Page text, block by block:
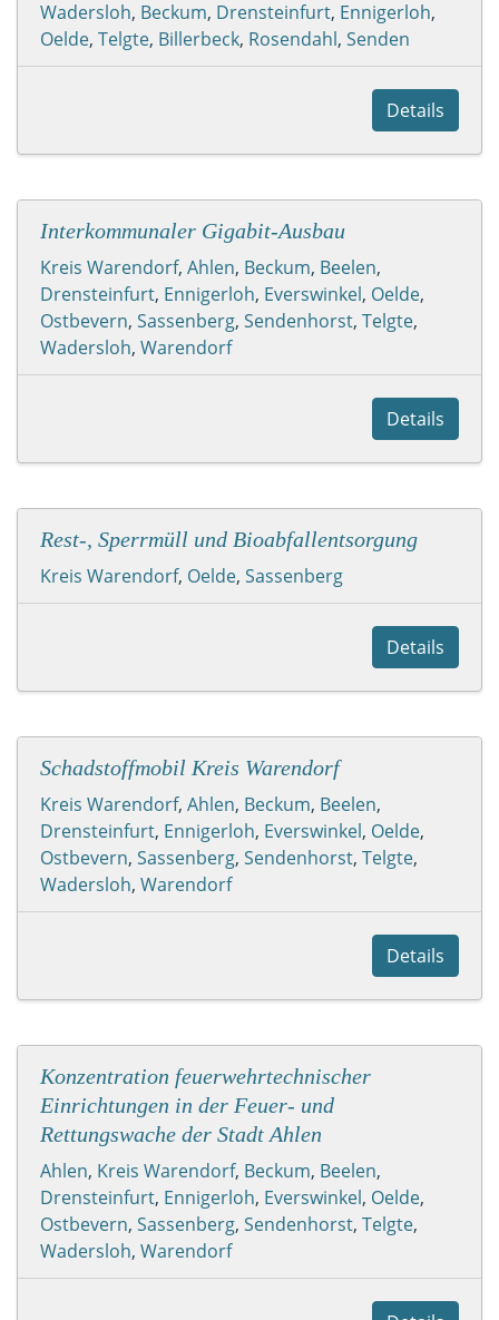
Wadersloh, Beckum, Drensteinfurt, Ennigerloh,
Oelde, Telgte, Billerbeck, Rosendahl, Senden
Details
Interkommunaler Gigabit-Ausbau
Kreis Warendorf, Ahlen, Beckum, Beelen,
Drensteinfurt, Ennigerloh, Everswinkel, Oelde,
Ostbevern, Sassenberg, Sendenhorst, Telgte,
Wadersloh, Warendorf
Details
Rest-, Sperrmüll und Bioabfallentsorgung
Kreis Warendorf, Oelde, Sassenberg
Details
Schadstoffmobil Kreis Warendorf
Kreis Warendorf, Ahlen, Beckum, Beelen,
Drensteinfurt, Ennigerloh, Everswinkel, Oelde,
Ostbevern, Sassenberg, Sendenhorst, Telgte,
Wadersloh, Warendorf
Details
Konzentration feuerwehrtechnischer
Einrichtungen in der Feuer- und
Rettungswache der Stadt Ahlen
Ahlen, Kreis Warendorf, Beckum, Beelen,
Drensteinfurt, Ennigerloh, Everswinkel, Oelde,
Ostbevern, Sassenberg, Sendenhorst, Telgte,
Wadersloh, Warendorf